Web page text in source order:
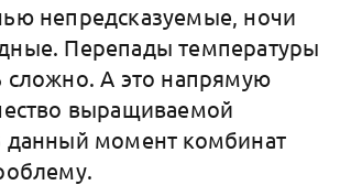
непредсказуемые, ночи
Перепады температуры
сложно. А это напрямую
выращиваемой
данный момент комбинат